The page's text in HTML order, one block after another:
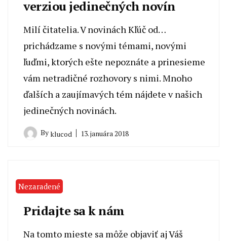
verziou jedinečných novín
Milí čitatelia. V novinách Kľúč od…
prichádzame s novými témami, novými
ľuďmi, ktorých ešte nepoznáte a prinesieme
vám netradičné rozhovory s nimi. Mnoho
ďalších a zaujímavých tém nájdete v našich
jedinečných novinách.
Byklucod 13. januára 2018
Nezaradené
Pridajte sa k nám
Na tomto mieste sa môže objaviť aj Váš